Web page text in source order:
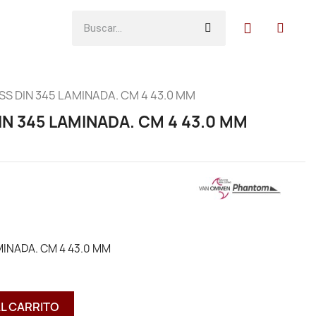
DIN 345 LAMINADA. CM 4 43.0 MM
345 LAMINADA. CM 4 43.0 MM
CM 4 43.0 MM
CARRITO